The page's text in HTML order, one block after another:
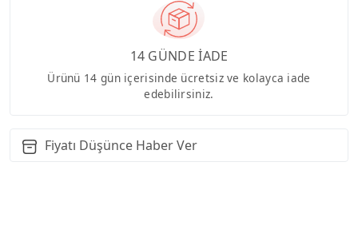
14 GÜNDE İADE
Ürünü 14 gün içerisinde ücretsiz ve kolayca iade
edebilirsiniz.
Fiyatı Düşünce Haber Ver